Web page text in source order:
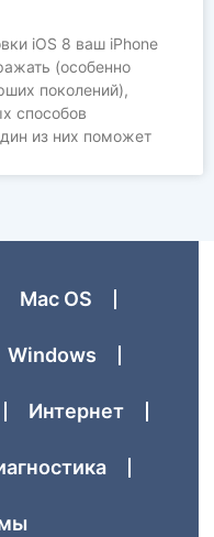
iOS 8 ваш iPhone
(особенно
поколений),
способов
из них поможет
Mac OS
Windows
Интернет